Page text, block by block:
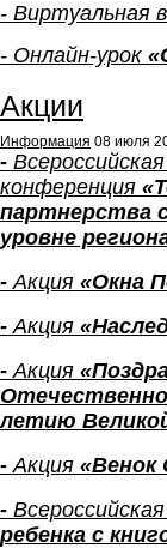
- Виртуальная
- Онлайн-урок
Акции
Информация 08 июля
-
конференция
партнерства
уровне
-Акция «Окна
-Акция
-Акция
летию
-Акция «Венок
-
ребенка с